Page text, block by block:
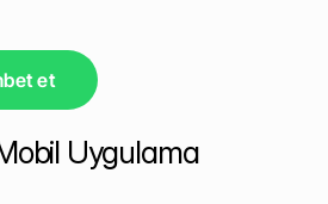
et
Uygulama